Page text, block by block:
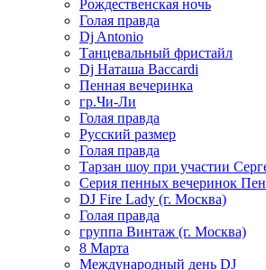
Рождественская ночь
Голая правда
Dj Antonio
Танцевальный фристайл
Dj Наташа Baccardi
Пенная вечеринка
гр.Чи-Ли
Голая правда
Русский размер
Голая правда
Тарзан шоу при участии
Серия пенных вечеринок
DJ Fire Lady (г. Москва)
Голая правда
группа Винтаж (г. Москва)
8 Марта
Международный день DJ